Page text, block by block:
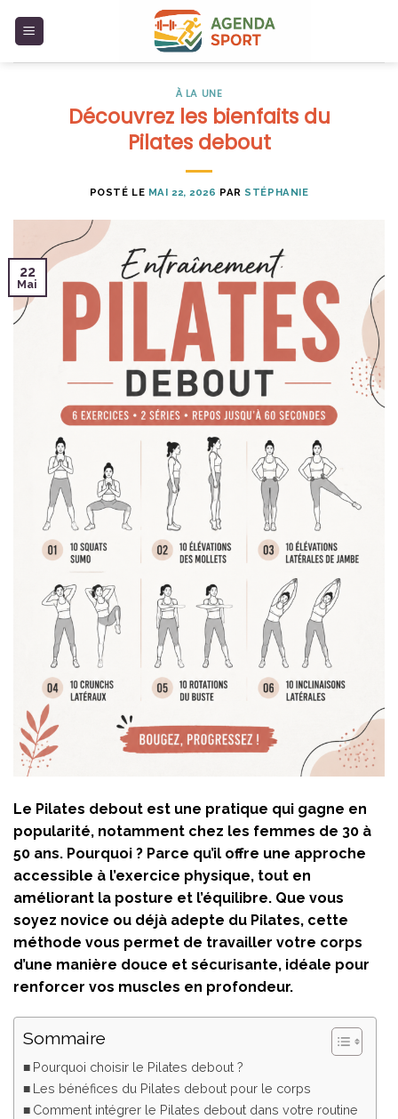
À LA UNE
Découvrez les bienfaits du
Pilates debout
POSTÉ LE MAI 22, 2026 PAR STÉPHANIE
22
Mai
Le Pilates debout est une pratique qui gagne en
popularité, notamment chez les femmes de 30 à
50 ans. Pourquoi ? Parce qu’il offre une approche
accessible à l’exercice physique, tout en
améliorant la posture et l’équilibre. Que vous
soyez novice ou déjà adepte du Pilates, cette
méthode vous permet de travailler votre corps
d’une manière douce et sécurisante, idéale pour
renforcer vos muscles en profondeur.
Sommaire
Pourquoi choisir le Pilates debout ?
Les bénéfices du Pilates debout pour le corps
Comment intégrer le Pilates debout dans votre routine